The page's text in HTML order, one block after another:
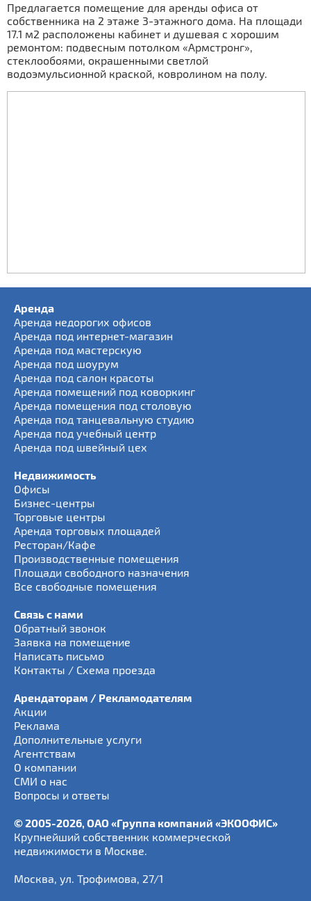
Предлагается помещение для аренды офиса от
собственника на 2 этаже 3-этажного дома. На площади
17.1 м2 расположены кабинет и душевая с хорошим
ремонтом: подвесным потолком «Армстронг»,
стеклообоями, окрашенными светлой
водоэмульсионной краской, ковролином на полу.
Аренда
Аренда недорогих офисов
Аренда под интернет-магазин
Аренда под мастерскую
Аренда под шоурум
Аренда под салон красоты
Аренда помещений под коворкинг
Аренда помещения под столовую
Аренда под танцевальную студию
Аренда под учебный центр
Аренда под швейный цех
Недвижимость
Офисы
Бизнес-центры
Торговые центры
Аренда торговых площадей
Ресторан/Кафе
Производственные помещения
Площади свободного назначения
Все свободные помещения
Связь с нами
Обратный звонок
Заявка на помещение
Написать письмо
Контакты / Схема проезда
Арендаторам / Рекламодателям
Акции
Реклама
Дополнительные услуги
Агентствам
О компании
СМИ о нас
Вопросы и ответы
© 2005-2026, ОАО «Группа компаний «ЭКООФИС»
Крупнейший собственник коммерческой
недвижимости в Москве.
Москва, ул. Трофимова, 27/1